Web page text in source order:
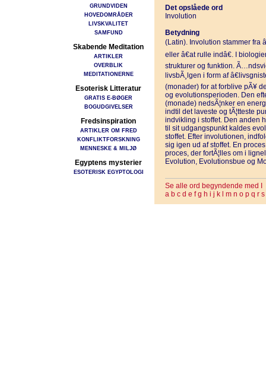
GRUNDVIDEN
HOVEDOMRÅDER
LIVSKVALITET
SAMFUND
Skabende Meditation
ARTIKLER
OVERBLIK
MEDITATIONERNE
Esoterisk Litteratur
GRATIS E-BØGER
BOGUDGIVELSER
Fredsinspiration
ARTIKLER OM FRED
KONFLIKTFORSKNING
MENNESKE & MILJØ
Egyptens mysterier
ESOTERISK EGYPTOLOGI
Det opslåede ord
Involution
Betydning
(Latin). Involution stammer fra
eller â€at rulle indâ€. I
strukturer og funktion.
livsbÃ¸lgen i form af
(monader) for at forblive pÃ¥
og evolutionsperioden. Den
(monade) nedsÃ¦nker en
indtil det laveste og tÃ¦tteste
indvikling i stoffet. Den anden
til sit udgangspunkt kaldes
stoffet. Efter involutionen,
sig igen ud af stoffet. En
proces, der fortÃ¦lles om i
Evolution, Evolutionsbue og
Se alle ord begyndende med I
a b c d e f g h i j k m n o p q r s